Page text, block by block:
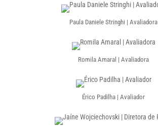
Paula Daniele Stringhi | Avaliadora
Romila Amaral | Avaliadora
Érico Padilha | Avaliador